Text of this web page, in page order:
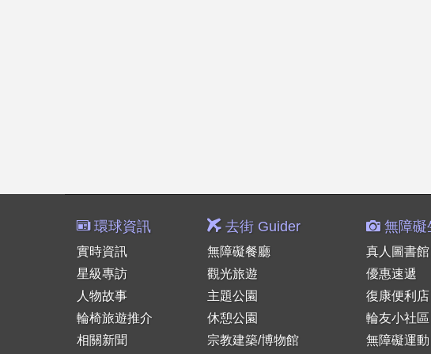
環球資訊
實時資訊
星級專訪
人物故事
輪椅旅遊推介
相關新聞
去街 Guider
無障礙餐廳
觀光旅遊
主題公園
休憩公園
宗教建築/博物館
無障礙
真人圖書館
優惠速遞
復康便利店
輪友小社區
無障礙運動